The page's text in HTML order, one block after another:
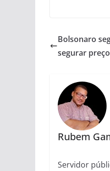
Bolsonaro
segurar
Rubem
Servidor